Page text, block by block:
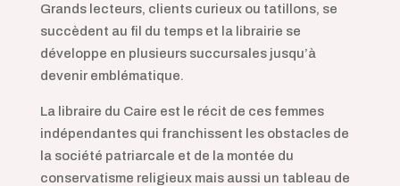
Grands lecteurs, clients curieux ou tatillons, se
succèdent au fil du temps et la librairie se
développe en plusieurs succursales jusqu’à
devenir emblématique.
La libraire du Caire est le récit de ces femmes
indépendantes qui franchissent les obstacles de
la société patriarcale et de la montée du
conservatisme religieux mais aussi un tableau de